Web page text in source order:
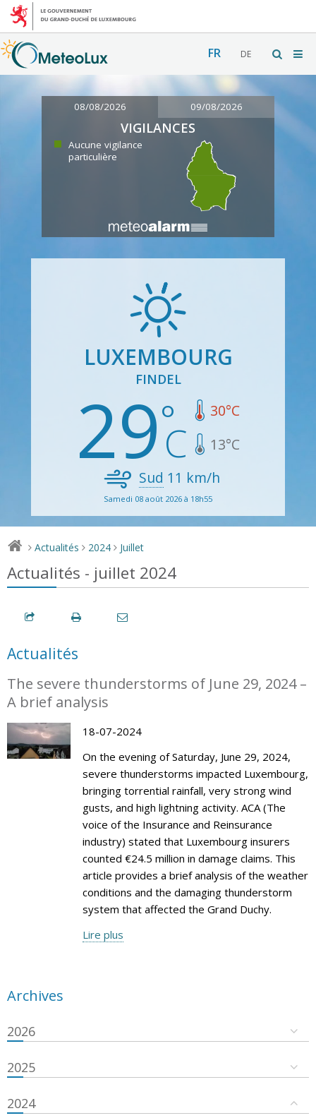
FR DE
08/08/2026 09/08/2026
VIGILANCES
Aucune vigilance
particulière
LUXEMBOURG
FINDEL
29 30°C
13°C
Sud 11 km/h
Samedi 08 août 2026 à 18h55
> Actualités > 2024 > Juillet
Actualités - juillet 2024
Actualités
The severe thunderstorms of June 29, 2024 –
A brief analysis
18-07-2024
On the evening of Saturday, June 29, 2024,
severe thunderstorms impacted Luxembourg,
bringing torrential rainfall, very strong wind
gusts, and high lightning activity. ACA (The
voice of the Insurance and Reinsurance
industry) stated that Luxembourg insurers
counted €24.5 million in damage claims. This
article provides a brief analysis of the weather
conditions and the damaging thunderstorm
system that affected the Grand Duchy.
Lire plus
Archives
2026
2025
2024